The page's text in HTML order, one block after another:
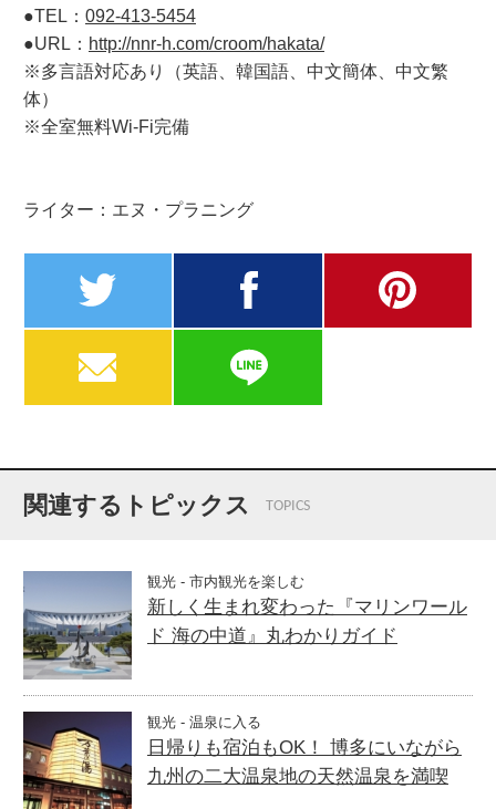
●TEL： 092-413-5454
●URL： http://nnr-h.com/croom/hakata/
※多言語対応あり（英語、韓国語、中文簡体、中文繁
体）
※全室無料Wi-Fi完備
ライター：エヌ・プラニング
関連するトピックス TOPICS
観光 - 市内観光を楽しむ
新しく生まれ変わった『マリンワール
ド 海の中道』丸わかりガイド
観光 - 温泉に入る
日帰りも宿泊もOK！ 博多にいながら
九州の二大温泉地の天然温泉を満喫